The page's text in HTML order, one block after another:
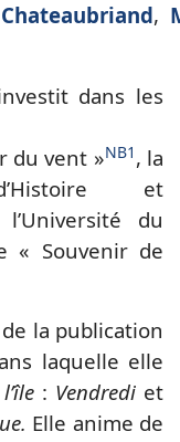
,
dans les
du vent »NB1 , la
et
du
« Souvenir de
la publication
laquelle elle
: Vendredi et
Elle anime de